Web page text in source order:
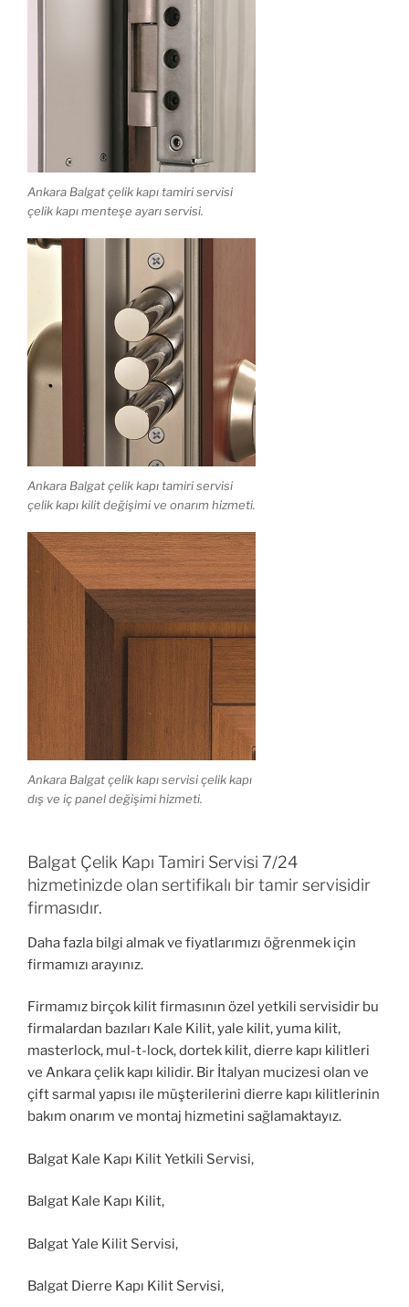
Ankara Balgat çelik kapı tamiri servisi
çelik kapı menteşe ayarı servisi.
Ankara Balgat çelik kapı tamiri servisi
çelik kapı kilit değişimi ve onarım hizmeti.
Ankara Balgat çelik kapı servisi çelik kapı
dış ve iç panel değişimi hizmeti.
Balgat Çelik Kapı Tamiri Servisi 7/24
hizmetinizde olan sertifikalı bir tamir servisidir
firmasıdır.
Daha fazla bilgi almak ve fiyatlarımızı öğrenmek için
firmamızı arayınız.
Firmamız birçok kilit firmasının özel yetkili servisidir bu
firmalardan bazıları Kale Kilit, yale kilit, yuma kilit,
masterlock, mul-t-lock, dortek kilit, dierre kapı kilitleri
ve Ankara çelik kapı kilidir. Bir İtalyan mucizesi olan ve
çift sarmal yapısı ile müşterilerini dierre kapı kilitlerinin
bakım onarım ve montaj hizmetini sağlamaktayız.
Balgat Kale Kapı Kilit Yetkili Servisi,
Balgat Kale Kapı Kilit,
Balgat Yale Kilit Servisi,
Balgat Dierre Kapı Kilit Servisi,